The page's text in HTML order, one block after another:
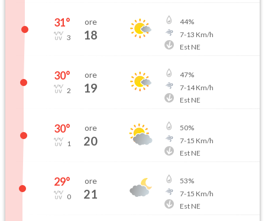
31°
3
ore
18
44%
7-13 Km/h
Est NE
30°
2
ore
19
47%
7-14Km/h
Est NE
30°
1
ore
20
50%
7-15 Km/h
Est NE
29°
0
ore
21
53%
7-15 Km/h
Est NE